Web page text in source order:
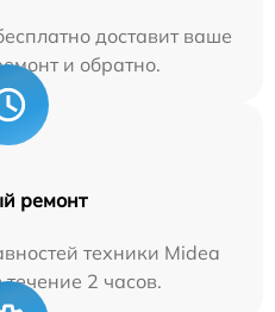
доставит ваше
и обратно.
ремонт
техники Midea
2 часов.